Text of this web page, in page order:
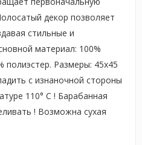
декор позволяет
стильные и
материал: 100%
полиэстер. Размеры: 45х45
с изнаночной стороны
110° C ! Барабанная
! Возможна сухая